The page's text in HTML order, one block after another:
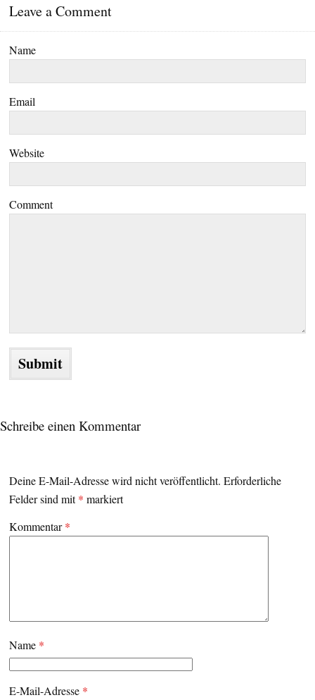
Leave a Comment
Name
Email
Website
Comment
Schreibe einen Kommentar
Deine E-Mail-Adresse wird nicht veröffentlicht. Erforderliche
Felder sind mit* markiert
Kommentar*
Name *
E-Mail-Adresse *